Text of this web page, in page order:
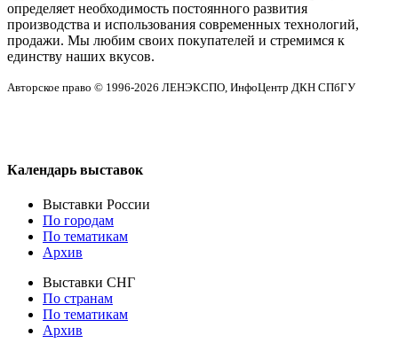
определяет необходимость постоянного развития
производства и использования современных технологий,
продажи. Мы любим своих покупателей и стремимся к
единству наших вкусов.
Авторское право © 1996-2026 ЛЕНЭКСПО, ИнфоЦентр ДКН СПбГУ
Календарь выставок
Выставки России
По городам
По тематикам
Архив
Выставки СНГ
По странам
По тематикам
Архив